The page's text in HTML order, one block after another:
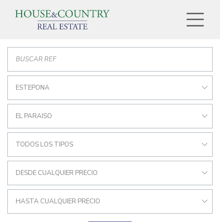
ESTEPONA
EL PARAISO
TODOS LOS TIPOS
DESDE CUALQUIER PRECIO
HASTA CUALQUIER PRECIO